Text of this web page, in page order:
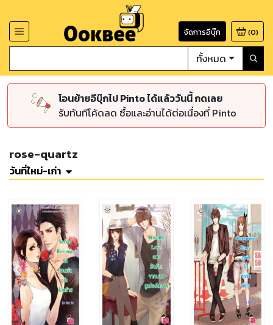
จัดการอีบุ๊ก (0)
ทั้งหมด
โอนย้ายอีบุ๊กไป Pinto ได้แล้ววันนี้ กดเลย
รับทันทีโค้ดลด ซื้อและอ่านได้ต่อเนื่องที่ Pinto
rose-quartz
วันที่ใหม่-เก่า